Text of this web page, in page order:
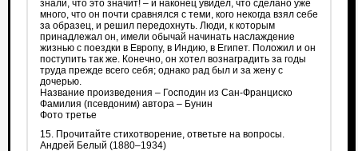
знали, что это значит! – и наконец увидел, что сделано уже
много, что он почти сравнялся с теми, кого некогда взял себе
за образец, и решил передохнуть. Люди, к которым
принадлежал он, имели обычай начинать наслаждение
жизнью с поездки в Европу, в Индию, в Египет. Положил и он
поступить так же. Конечно, он хотел вознаградить за годы
труда прежде всего себя; однако рад был и за жену с
дочерью.
Название произведения – Господин из Сан-Франциско
Фамилия (псевдоним) автора – Бунин
Фото третье
15. Прочитайте стихотворение, ответьте на вопросы.
Андрей Белый (1880–1934)